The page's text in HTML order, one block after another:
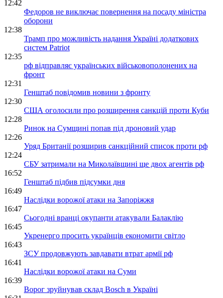
12:42
Федоров не виключає повернення на посаду міністра
оборони
12:38
Трамп про можливість надання Україні додаткових
систем Patriot
12:35
рф відправляє українських військовополонених на
фронт
12:31
Генштаб повідомив новини з фронту
12:30
США оголосили про розширення санкцій проти Куби
12:28
Ринок на Сумщині попав під дроновий удар
12:26
Уряд Британії розширив санкційний список проти рф
12:24
СБУ затримали на Миколаївщині ще двох агентів рф
16:52
Генштаб підбив підсумки дня
16:49
Наслідки ворожої атаки на Запоріжжя
16:47
Сьогодні вранці окупанти атакували Балаклію
16:45
Укренерго просить українців економити світло
16:43
ЗСУ продовжують завдавати втрат армії рф
16:41
Наслідки ворожої атаки на Суми
16:39
Ворог зруйнував склад Bosch в Україні